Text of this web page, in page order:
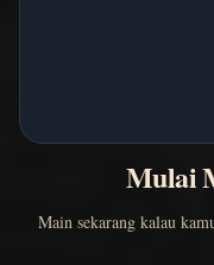
Mulai
Main sekarang kalau